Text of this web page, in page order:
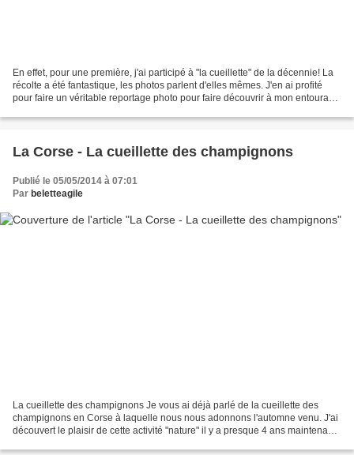
En effet, pour une première, j'ai participé à "la cueillette" de la décennie! La
récolte a été fantastique, les photos parlent d'elles mêmes. J'en ai profité
pour faire un véritable reportage photo pour faire découvrir à mon entourage
La Corse - La cueillette des champignons
Publié le 05/05/2014 à 07:01
Par beletteagile
La cueillette des champignons Je vous ai déjà parlé de la cueillette des
champignons en Corse à laquelle nous nous adonnons l'automne venu. J'ai
découvert le plaisir de cette activité "nature" il y a presque 4 ans maintenant